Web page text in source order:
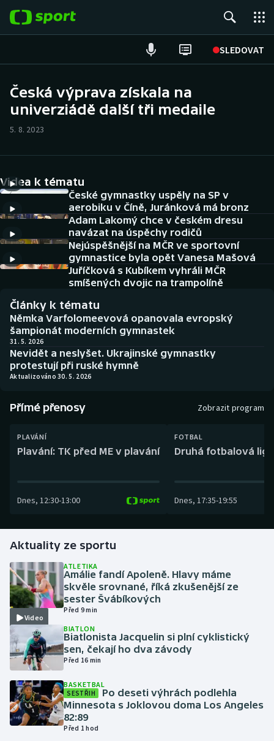
SLEDOVAT
Hokej
Cyklistika
DALŠÍ SPORTY
Americký fotbal
Baseball a softbal
Basketbal
Biatlon
Boby a skeleton
Box
Curling
Golf
Gymnastika
Házená
Jezdectví
Judo
Krasobruslení
Lezení
NEPŘEHLÉDNĚTE
Historické návraty
Aplikace ČT sport
AZ kvíz
Česká výprava získala na
univerziádě další tři medaile
5. 8. 2023
Videa k tématu
České gymnastky uspěly na SP v
aerobiku v Číně, Juránková má bronz
Adam Lakomý chce v českém dresu
navázat na úspěchy rodičů
Nejúspěšnější na MČR ve sportovní
gymnastice byla opět Vanesa Mašová
Juříčková s Kubíkem vyhráli MČR
smíšených dvojic na trampolíně
Články k tématu
Němka Varfolomeevová opanovala evropský
šampionát moderních gymnastek
31. 5. 2026
Nevidět a neslyšet. Ukrajinské gymnastky
protestují při ruské hymně
Aktualizováno 30. 5. 2026
Přímé přenosy Zobrazit program
PLAVÁNÍ
Plavání: TK před ME v plavání
Dnes, 12:30-13:00
FOTBAL
Druhá fotbalová
Dnes, 17:35-19:55
Aktuality ze sportu
Video
ATLETIKA
Amálie fandí Apoleně. Hlavy máme
skvěle srovnané, říká zkušenější ze
sester Švábíkových
Před 9 min
BIATLON
Biatlonista Jacquelin si plní cyklistický
sen, čekají ho dva závody
Před 16 min
BASKETBAL
SESTŘIH
Po deseti výhrách podlehla
Minnesota s Joklovou doma Los Angeles
82:89
Před 1 hod